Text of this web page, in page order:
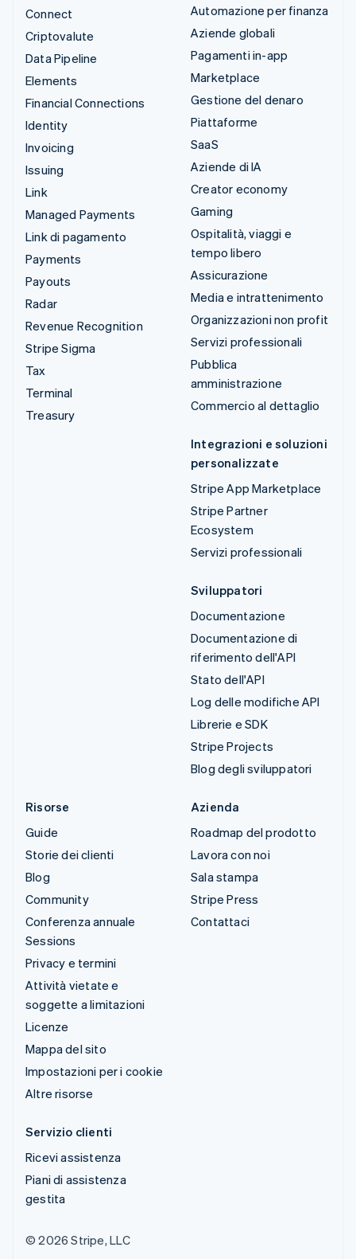
Connect
Criptovalute
Data Pipeline
Elements
Financial Connections
Identity
Invoicing
Issuing
Link
Managed Payments
Link di pagamento
Payments
Payouts
Radar
Revenue Recognition
Stripe Sigma
Tax
Terminal
Treasury
Automazione per finanza
Aziende globali
Pagamenti in-app
Marketplace
Gestione del denaro
Piattaforme
SaaS
Aziende di IA
Creator economy
Gaming
Ospitalità, viaggi e
tempo libero
Assicurazione
Media e intrattenimento
Organizzazioni non profit
Servizi professionali
Pubblica
amministrazione
Commercio al dettaglio
Integrazioni e soluzioni
personalizzate
Stripe App Marketplace
Stripe Partner
Ecosystem
Servizi professionali
Sviluppatori
Documentazione
Documentazione di
riferimento dell'API
Stato dell'API
Log delle modifiche API
Librerie e SDK
Stripe Projects
Blog degli sviluppatori
Risorse
Guide
Storie dei clienti
Blog
Community
Conferenza annuale
Sessions
Privacy e termini
Attività vietate e
soggette a limitazioni
Licenze
Mappa del sito
Impostazioni per i cookie
Altre risorse
Azienda
Roadmap del prodotto
Lavora con noi
Sala stampa
Stripe Press
Contattaci
Servizio clienti
Ricevi assistenza
Piani di assistenza
gestita
© 2026 Stripe, LLC